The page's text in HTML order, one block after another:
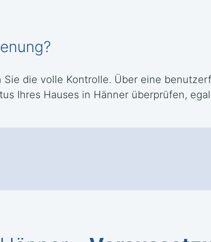
die volle Kontrolle. Über eine
Ihres Hauses in Hänner überprüfen,